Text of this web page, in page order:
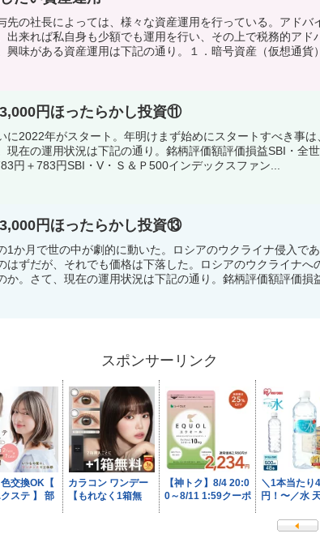
先の社長によっては、様々な資産運用を行っている。アドバ
出来れば私自身も少額でも運用を行い、その上で税務的アド
興味がある資産運用は下記の通り。１．暗号資産（仮想通貨
円ほったらかし投資⑪
に2022年がスタート。年明けまず始めにスタートすべき事
現在の運用状況は下記の通り。銘柄評価額評価損益SBI・全
円＋783円SBI・V・Ｓ＆Ｐ500インデックスファン...
円ほったらかし投資⑬
1か月で世の中が劇的に動いた。ロシアのウクライナ侵入で
はずだが、それでも価格は下落した。ロシアのウクライナへ
か。さて、現在の運用状況は下記の通り。銘柄評価額評価損
スポンサーリンク